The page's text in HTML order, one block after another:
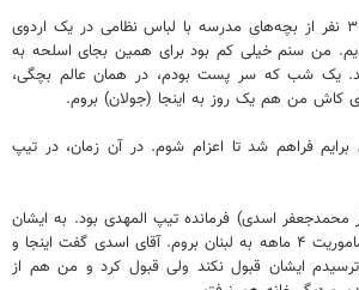
یادم هست آن زمان، ۲۰-۳۰ نفر از بچه‌های مدرسه با لباس نظامی در یک اردوی
من سنم خیلی کم بود برای همین بجای اسلحه به
یک شب که سر پست بودم، در همان عالم بچگی،
کاش من هم یک روز به اینجا (جولان) بروم.
موقعیتی برایم فراهم شد تا اعزام شوم. در آن زمان، در تیپ
محمدجعفر اسدی) فرمانده تیپ المهدی بود. به ایشان
گفتم می‌خواهم برای یک ماموریت ۴ ماهه به لبنان بروم. آقای اسدی گفت اینجا و
ایشان قبول نکند ولی قبول کرد و من هم از